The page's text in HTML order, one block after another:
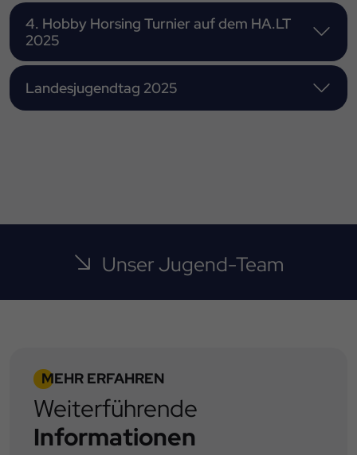
4. Hobby Horsing Turnier auf dem HA.LT
2025
Landesjugendtag 2025
Unser Jugend-Team
MEHR ERFAHREN
Weiterführende
Informationen